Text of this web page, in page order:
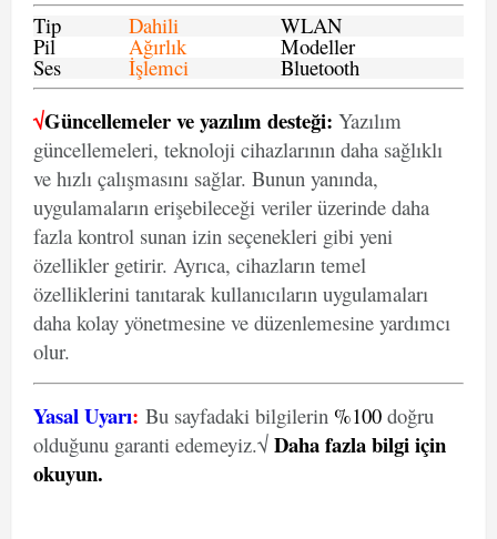
Tip
Dahili WLAN
Pil Ağırlık Modeller
Ses İşlemci Bluetooth
√Güncellemeler ve yazılım desteği: Yazılım
güncellemeleri, teknoloji cihazlarının daha sağlıklı
ve hızlı çalışmasını sağlar. Bunun yanında,
uygulamaların erişebileceği veriler üzerinde daha
fazla kontrol sunan izin seçenekleri gibi yeni
özellikler getirir. Ayrıca, cihazların temel
özelliklerini tanıtarak kullanıcıların uygulamaları
daha kolay yönetmesine ve düzenlemesine yardımcı
olur.
Yasal Uyarı: Bu sayfadaki bilgilerin %100 doğru
olduğunu garanti edemeyiz.√ Daha fazla bilgi için
okuyun.